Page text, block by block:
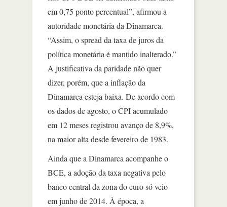
em 0,75 ponto percentual”, afirmou a
autoridade monetária da Dinamarca.
“Assim, o spread da taxa de juros da
política monetária é mantido inalterado.”
A justificativa da paridade não quer
dizer, porém, que a inflação da
Dinamarca esteja baixa. De acordo com
os dados de agosto, o CPI acumulado
em 12 meses registrou avanço de 8,9%,
na maior alta desde fevereiro de 1983.
Ainda que a Dinamarca acompanhe o
BCE, a adoção da taxa negativa pelo
banco central da zona do euro só veio
em junho de 2014. À época, a